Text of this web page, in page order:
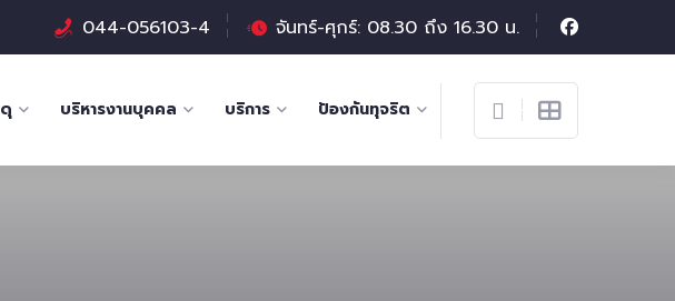
044-056103-4 จันทร์-ศุกร์: 08.30 ถึง 16.30 น.
บริหารงานบุคคล บริการ ป้องกันทุจริต